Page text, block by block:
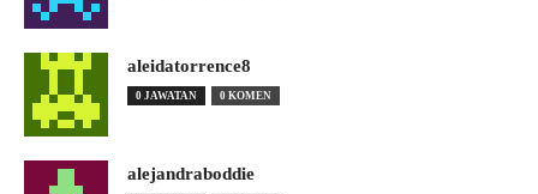
aleidatorrence8
0 JAWATAN 0 KOMEN
alejandraboddie